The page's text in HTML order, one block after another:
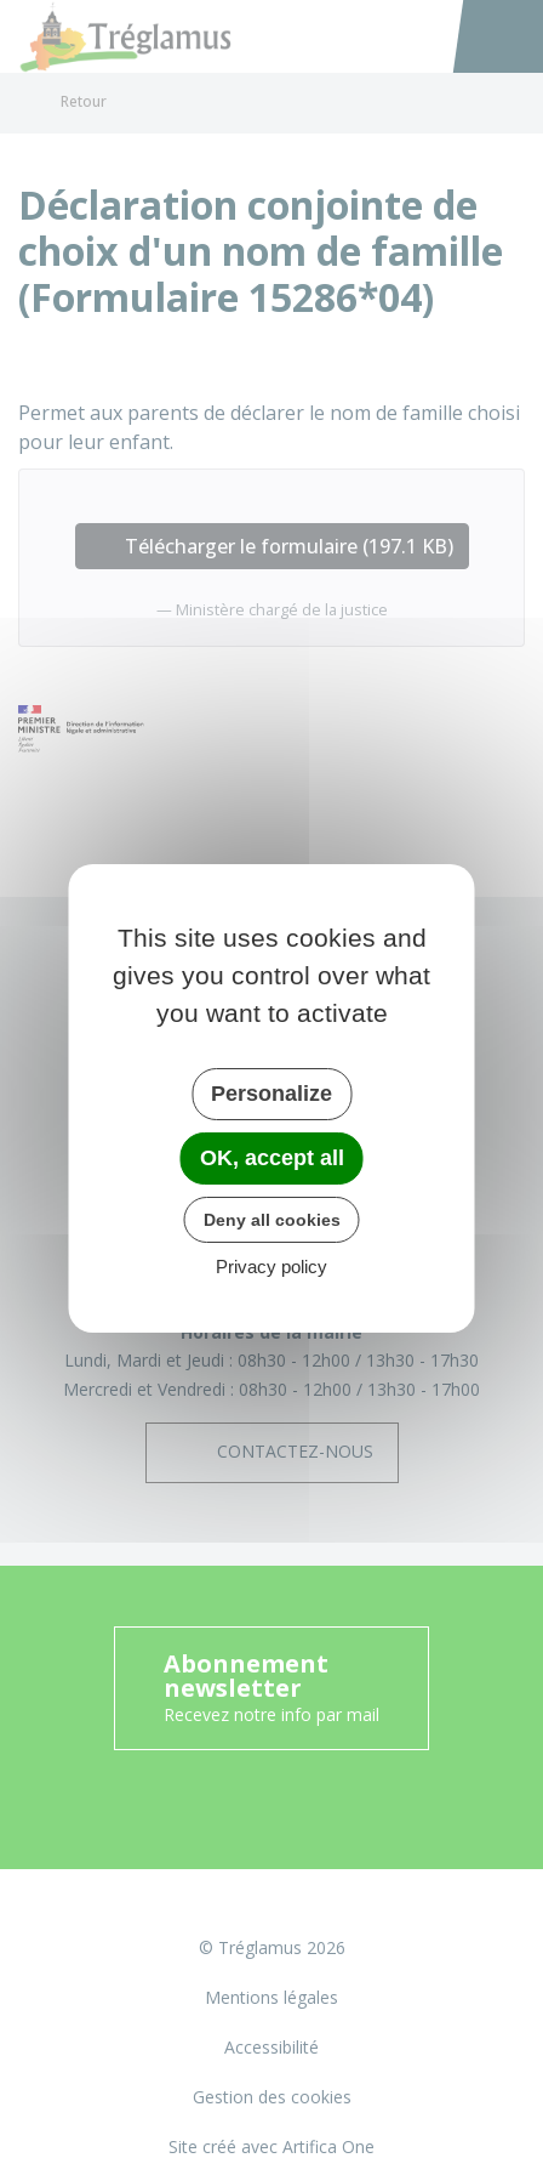
Accéder
Retour
Déclaration conjointe de
choix d'un nom de famille
(Formulaire 15286*04)
Permet aux parents de déclarer le nom de famille choisi
pour leur enfant.
Télécharger le formulaire (197.1 KB)
Ministère chargé de la justice
TRÉGLAMUS
15 rue de la Mairie
22540 Tréglamus
France
Horaires de la mairie
Lundi, Mardi et Jeudi : 08h30 - 12h00
13h30 - 17h30
Mercredi et Vendredi : 08h30 - 12h00 13h30 - 17h00
CONTACTEZ-NOUS
Abonnement
newsletter
Recevez notre info par mail
© Tréglamus 2026
Mentions légales
Accessibilité
Gestion des cookies
Site créé avec Artifica One
This site uses cookies and
gives you control over what
you want to activate
Personalize
OK, accept all
Deny all cookies
Privacy policy